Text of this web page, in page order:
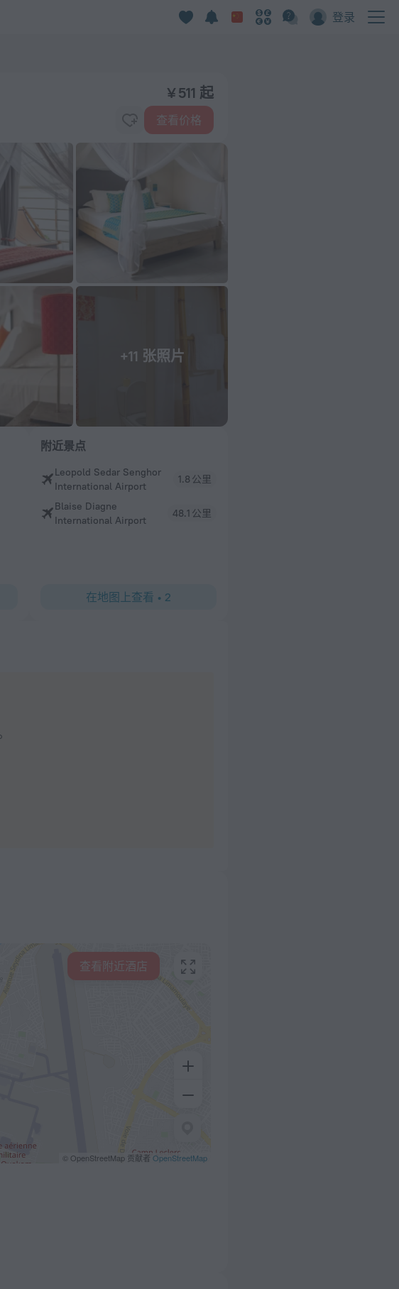
登录
¥ 511 起
查看价格
+11 张照片
附近景点
Leopold Sedar Senghor
International Airport
1.8 公里
Blaise Diagne
International Airport
48.1 公里
在地图上查看 • 2
© OpenStreetMap 贡献者 OpenStreetMap
查看附近酒店